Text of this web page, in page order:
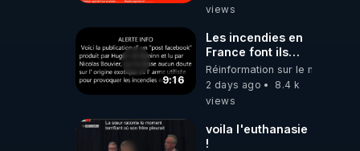
views
9:16
Les incendies en
France font ils
partie d' un plan
qui aurait débuté
le 11 septembre
Réinformation sur le monde
2 days ago
8.4 k
views
voila l'euthanasie
!